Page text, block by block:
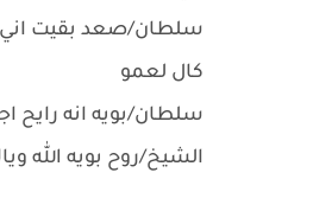
سلطان/صعد بقيت اني
كال لعمو
سلطان/بويه انه رايح
الشيخ/روح بويه الله